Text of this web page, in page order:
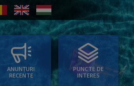
ANUNȚURI
RECENTE
PUNCTE DE
INTERES